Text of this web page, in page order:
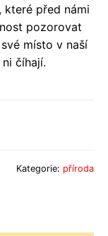
před námi
pozorovat
místo v naší
číhají.
Kategorie: příroda